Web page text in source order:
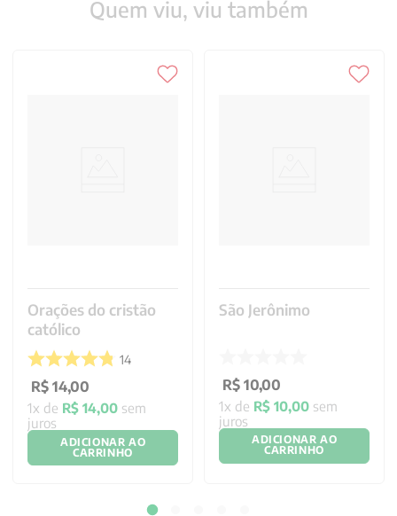
Quem viu, viu também
Orações do cristão
católico
14
R$ 14,00
1x de R$ 14,00 sem
juros
ADICIONAR AO
CARRINHO
São Jerônimo
R$ 10,00
1x de R$ 10,00 sem
juros
ADICIONAR AO
CARRINHO